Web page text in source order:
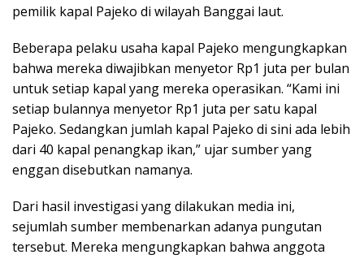
pemilik kapal Pajeko di wilayah Banggai laut.
Beberapa pelaku usaha kapal Pajeko mengungkapkan
bahwa mereka diwajibkan menyetor Rp1 juta per bulan
untuk setiap kapal yang mereka operasikan. “Kami ini
setiap bulannya menyetor Rp1 juta per satu kapal
Pajeko. Sedangkan jumlah kapal Pajeko di sini ada lebih
dari 40 kapal penangkap ikan,” ujar sumber yang
enggan disebutkan namanya.
Dari hasil investigasi yang dilakukan media ini,
sejumlah sumber membenarkan adanya pungutan
tersebut. Mereka mengungkapkan bahwa anggota